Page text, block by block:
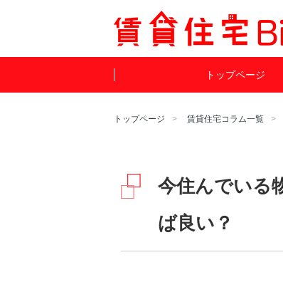
トップページ
トップページ 賃貸住宅コラム一覧
今住んでいる
ば良い？